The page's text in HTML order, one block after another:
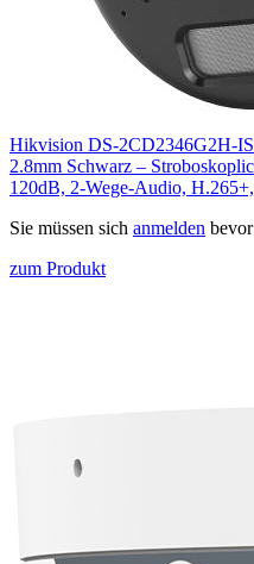
Hikvision DS-2CD2346G2H-
2.8mm Schwarz –
120dB, 2‑Wege‑Audio,
Sie müssen sich anmelden
zum Produkt